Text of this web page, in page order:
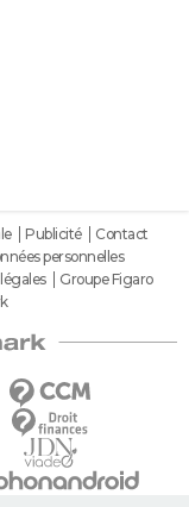
Publicité
Contact
personnelles
Groupe Figaro